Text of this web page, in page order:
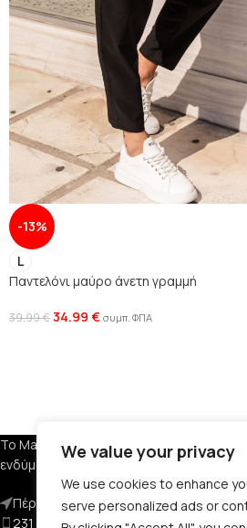
We value your privacy
We use cookies to enhance
serve personalized ads or
-13%
L
Παντελόνι μαύρο άνετη γραμμή
39.99€34.99 € συμπ. ΦΠΑ
Το Manner Clothing διαθέτει ανδρικά
ενδύματα, υποδήματα και αξεσουάρ.
Πέραν 29, Αμπελόκηπους 561 23
231 124 5038